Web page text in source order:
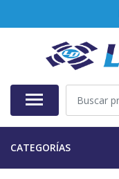
CATEGORÍAS